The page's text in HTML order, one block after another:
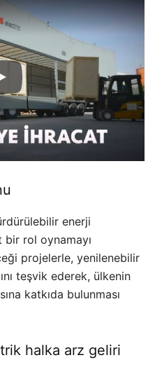
enerji
bir rol oynamayı
projelerle, yenilenebilir
teşvik ederek, ülkenin
katkıda bulunması
halka arz geliri